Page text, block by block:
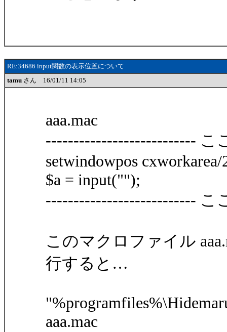
RE:34686 input関数の表示位置について
tamu さん 16/01/11 14:05
aaa.mac
--------------------------- こ
setwindowpos
$a = input("");
--------------------------- こ
このマクロファイル
行すると…
aaa.mac